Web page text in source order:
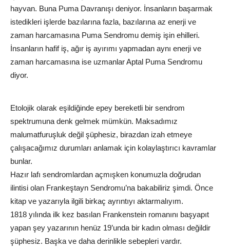
hayvan. Buna Puma Davranışı deniyor. İnsanların başarmak
istedikleri işlerde bazılarına fazla, bazılarına az enerji ve
zaman harcamasına Puma Sendromu demiş işin ehilleri.
İnsanların hafif iş, ağır iş ayırımı yapmadan aynı enerji ve
zaman harcamasına ise uzmanlar Aptal Puma Sendromu
diyor.
Etolojik olarak eşildiğinde epey bereketli bir sendrom
spektrumuna denk gelmek mümkün. Maksadımız
malumatfuruşluk değil şüphesiz, birazdan izah etmeye
çalışacağımız durumları anlamak için kolaylaştırıcı kavramlar
bunlar.
Hazır lafı sendromlardan açmışken konumuzla doğrudan
ilintisi olan Frankeştayn Sendromu’na bakabiliriz şimdi. Önce
kitap ve yazarıyla ilgili birkaç ayrıntıyı aktarmalıyım.
1818 yılında ilk kez basılan Frankenstein romanını başyapıt
yapan şey yazarının henüz 19’unda bir kadın olması değildir
şüphesiz. Başka ve daha derinlikle sebepleri vardır.